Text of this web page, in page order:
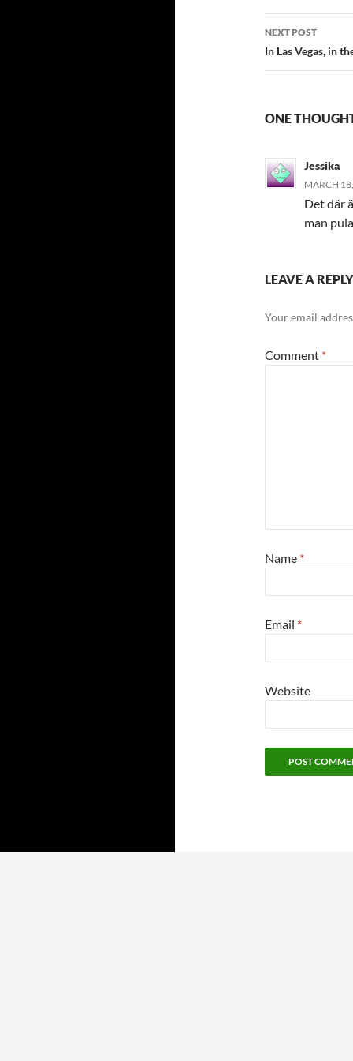
NEXT POST
In Las Vegas, in
ONE
Jessika
MARCH
Det där
man
LEAVE A REPLY
Your email
Comment *
Name *
Email *
Website